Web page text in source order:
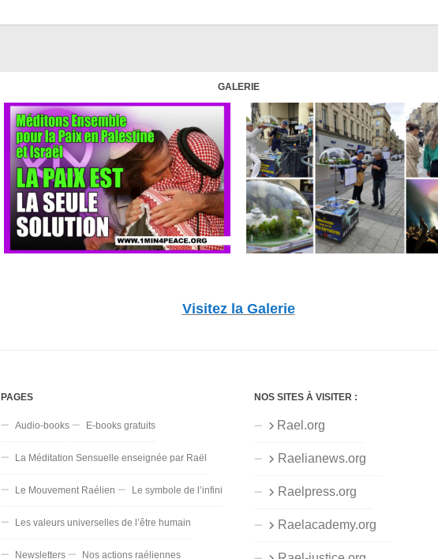
GALERIE
Visitez la Galerie
PAGES
Audio-books E-books gratuits
La Méditation Sensuelle enseignée par Raël
Le Mouvement Raélien Le symbole de l’infini
Les valeurs universelles de l’être humain
Newsletters Nos actions raéliennes
NOS SITES À VISITER :
Rael.org
Raelianews.org
Raelpress.org
Raelacademy.org